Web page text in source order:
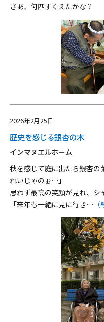
さあ、何匹すくえたかな？
2026年2月25日
歴史を感じる銀杏の木
インマヌエルホーム
秋を感じて庭に出たら銀杏
れいじゃのぉ…」
思わず最高の笑顔が見れ、シ
「来年も一緒に見に行き…